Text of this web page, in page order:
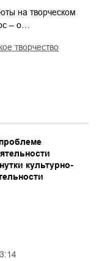
на творческом
– о…
творчество
культурно-